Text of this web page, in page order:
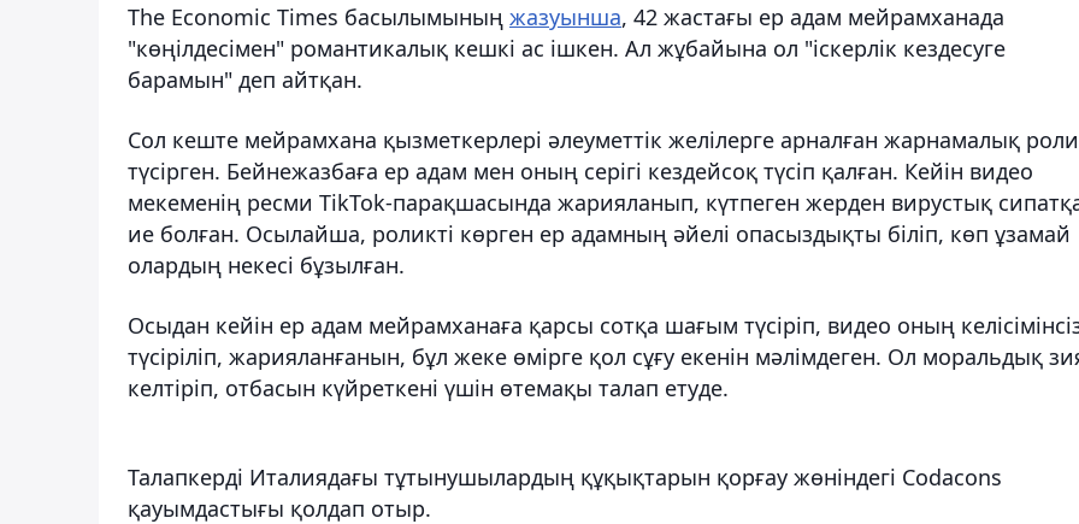
The Economic Times басылымының жазуынша, 42 жастағы ер адам мейрамханада
"көңілдесімен" романтикалық кешкі ас ішкен. Ал жұбайына ол "іскерлік кездесуге
барамын" деп айтқан.
Сол кеште мейрамхана қызметкерлері әлеуметтік желілерге арналған жарнамалық
түсірген. Бейнежазбаға ер адам мен оның серігі кездейсоқ түсіп қалған. Кейін видео
мекеменің ресми TikTok-парақшасында жарияланып, күтпеген жерден вирустық
ие болған. Осылайша, роликті көрген ер адамның әйелі опасыздықты біліп, көп ұзамай
олардың некесі бұзылған.
Осыдан кейін ер адам мейрамханаға қарсы сотқа шағым түсіріп, видео оның
түсіріліп, жарияланғанын, бұл жеке өмірге қол сұғу екенін мәлімдеген. Ол моральдық
келтіріп, отбасын күйреткені үшін өтемақы талап етуде.
Талапкерді Италиядағы тұтынушылардың құқықтарын қорғау жөніндегі Codacons
қауымдастығы қолдап отыр.